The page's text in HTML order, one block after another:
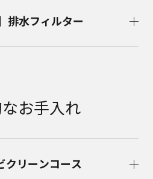
排水フィルター
お手入れ
リーンコース